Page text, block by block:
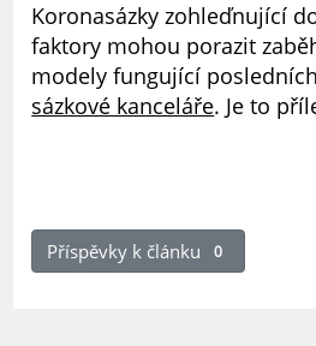
Koronasázky zohleďnující
faktory mohou porazit
modely fungující
sázkové kanceláře. Je to
Příspěvky k článku 0